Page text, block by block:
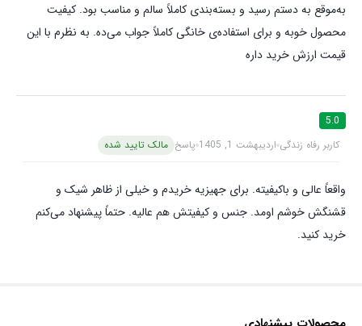
به‌موقع به دستم رسید و بسته‌بندی کاملاً سالم و مناسب بود. کیفیت
محصول خوبه و برای استفاده‌ی خانگی کاملاً جواب می‌ده. به نظرم با این
قیمت ارزش خرید داره
5.0
کاربر رفاه زندگی اردیبهشت 1, 1405 پاسخ مالک تایید شده
واقعاً عالی و باکیفیته. برای جهیزیه خریدم و خیلی از ظاهر شیک و
قشنگش خوشم اومد. جنس و کیفیتش هم عالیه. حتماً پیشنهاد می‌کنم
خرید کنید.